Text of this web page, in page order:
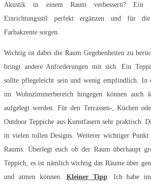
Akustik in einem Raum verbessern? Ein
Einrichtungsstil perfekt ergänzen und für
Farbakzente sorgen.
Wichtig ist dabei die Raum Gegebenheiten zu
bringt andere Anforderungen mit sich. Ein
sollte pflegeleicht sein und wenig empfindlich. In
im Wohnzimmerbereich hingegen können auch
aufgelegt werden. Für den Terrassen-, Küchen
Outdoor Teppiche aus Kunstfasern sehr praktisch.
in vielen tollen Designs. Weiterer wichtiger Punkt
Raums. Überlegt euch ob der Raum überhaupt
Teppich, es ist nämlich wichtig das Räume über
und atmen können. Kleiner Tipp: Ich habe